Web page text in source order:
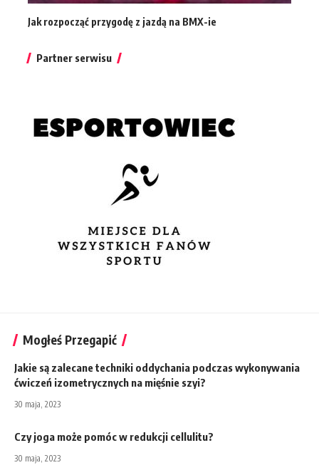
Jak rozpocząć przygodę z jazdą na BMX-ie
Partner serwisu
Mogłeś Przegapić
Jakie są zalecane techniki oddychania podczas wykonywania
ćwiczeń izometrycznych na mięśnie szyi?
30 maja, 2023
Czy joga może pomóc w redukcji cellulitu?
30 maja, 2023